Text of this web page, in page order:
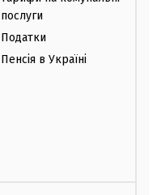
послуги
Податки
Пенсія в Україні